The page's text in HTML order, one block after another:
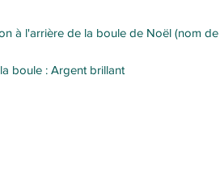
à l'arrière de la boule de Noël (nom de
boule : Argent brillant